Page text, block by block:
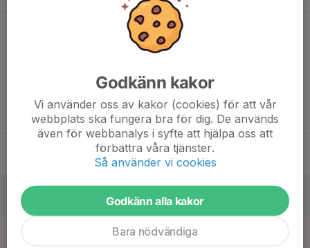
Lör
Godkänn kakor
Vi använder oss av kakor (cookies) för att vår
webbplats ska fungera bra för dig. De används
även för webbanalys i syfte att hjälpa oss att
förbättra våra tjänster.
Så använder vi cookies
Godkänn alla kakor
Bara nödvändiga